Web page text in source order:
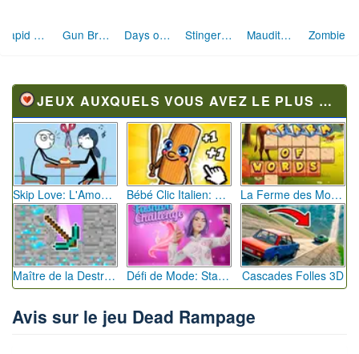
Rapid Fire Gun Bros Lite Days of the Dead 3D (Unity) Stinger Zed : Mission Undead Maudits Terriens (Dirty Earthlings)
JEUX AUXQUELS VOUS AVEZ LE PLUS JOUÉ
Skip Love: L'Amour en Péril Bébé Clic Italien: La Folie des Petits Bambins La Ferme des Mots - Cultivez votre Vocabulaire
Maître de la Destruction: Fusion de Pioches Défi de Mode: Star du Podium Cascades Folles 3D
Avis sur le jeu Dead Rampage